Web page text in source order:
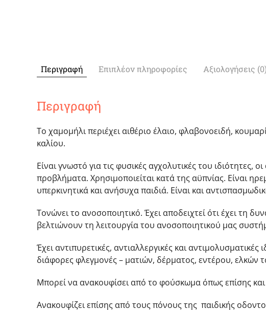
Περιγραφή Επιπλέον πληροφορίες Αξιολογήσεις
Περιγραφή
Το χαμομήλι περιέχει αιθέριο έλαιο, φλαβονοειδή,
καλίου.
Είναι γνωστό για τις φυσικές αγχολυτικές του
προβλήματα. Χρησιμοποιείται κατά της αϋπνίας. Είναι
υπερκινητικά και ανήσυχα παιδιά. Είναι και
Τονώνει το ανοσοποιητικό. Έχει αποδειχτεί ότι έχει τη
βελτιώνουν τη λειτουργία του ανοσοποιητικού μας
Έχει αντιπυρετικές, αντιαλλεργικές και
διάφορες φλεγμονές – ματιών, δέρματος, εντέρου, ελκών
Μπορεί να ανακουφίσει από το φούσκωμα όπως επίσης
Ανακουφίζει επίσης από τους πόνους της παιδικής